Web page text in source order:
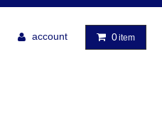
account 0item